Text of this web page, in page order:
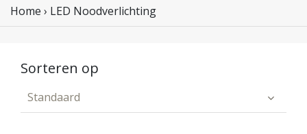
Home › LED Noodverlichting
Sorteren op
Standaard